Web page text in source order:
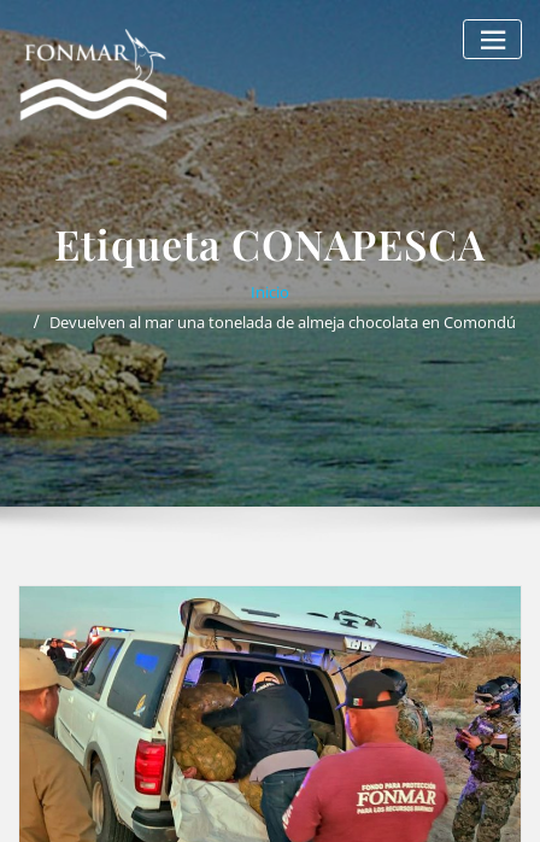
al
contenido
Etiqueta CONAPESCA
Inicio
Devuelven al mar una tonelada de almeja chocolata en Comondú